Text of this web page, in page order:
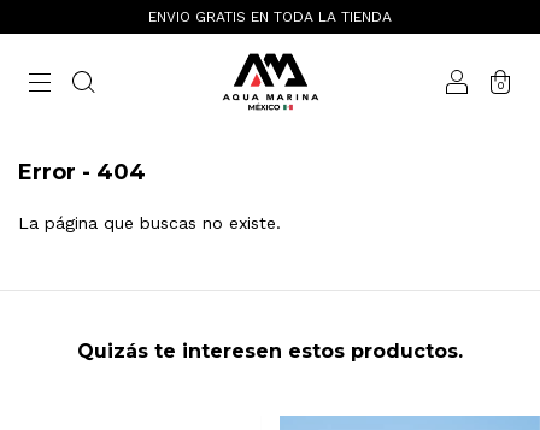
ENVIO GRATIS EN TODA LA TIENDA
0
Error - 404
La página que buscas no existe.
Quizás te interesen estos productos.